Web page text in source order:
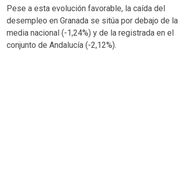
Pese a esta evolución favorable, la caída del
desempleo en Granada se sitúa por debajo de la
media nacional (-1,24%) y de la registrada en el
conjunto de Andalucía (-2,12%).